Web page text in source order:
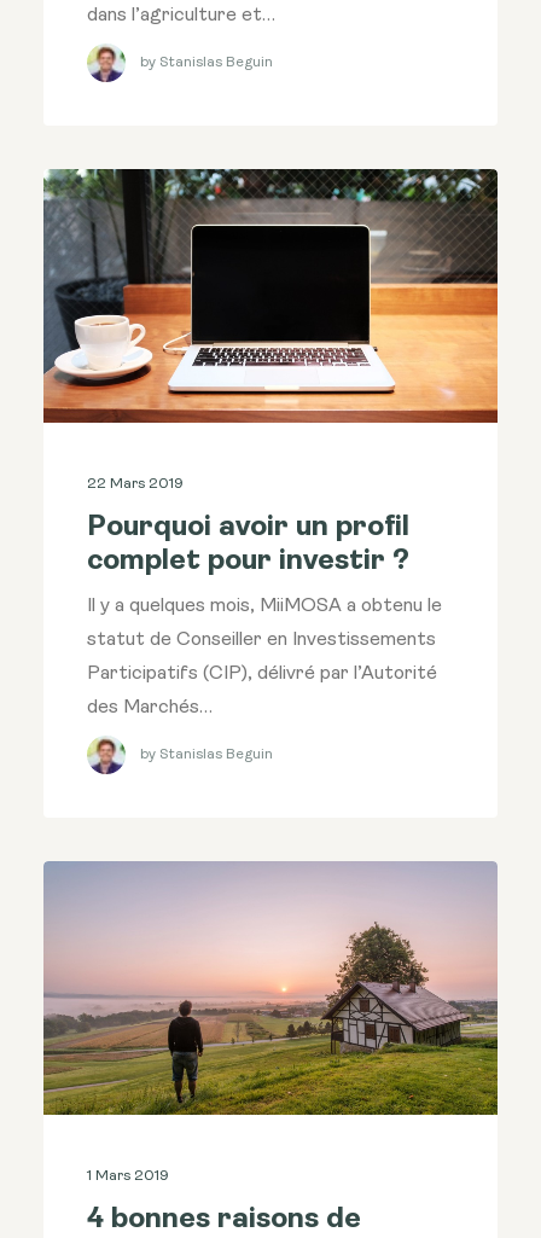
dans l’agriculture et…
by Stanislas Beguin
22 Mars 2019
Pourquoi avoir un profil
complet pour investir ?
Il y a quelques mois, MiiMOSA a obtenu le
statut de Conseiller en Investissements
Participatifs (CIP), délivré par l’Autorité
des Marchés…
by Stanislas Beguin
1 Mars 2019
4 bonnes raisons de